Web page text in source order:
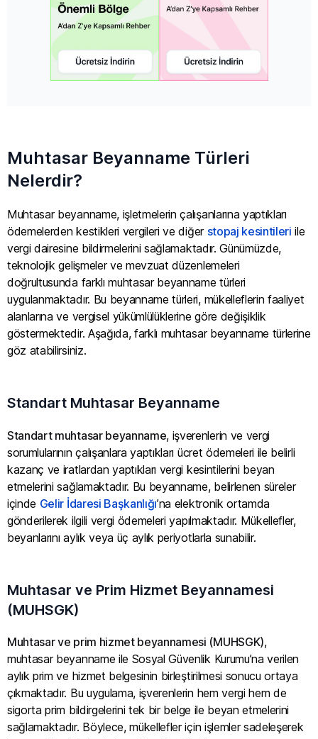
Muhtasar Beyanname Türleri
Nelerdir?
Muhtasar beyanname, işletmelerin çalışanlarına yaptıkları
ödemelerden kestikleri vergileri ve diğer stopaj kesintileri ile
vergi dairesine bildirmelerini sağlamaktadır. Günümüzde,
teknolojik gelişmeler ve mevzuat düzenlemeleri
doğrultusunda farklı muhtasar beyanname türleri
uygulanmaktadır. Bu beyanname türleri, mükelleflerin faaliyet
alanlarına ve vergisel yükümlülüklerine göre değişiklik
göstermektedir. Aşağıda, farklı muhtasar beyanname türlerine
göz atabilirsiniz.
Standart Muhtasar Beyanname
Standart muhtasar beyanname, işverenlerin ve vergi
sorumlularının çalışanlara yaptıkları ücret ödemeleri ile belirli
kazanç ve iratlardan yaptıkları vergi kesintilerini beyan
etmelerini sağlamaktadır. Bu beyanname, belirlenen süreler
içinde Gelir İdaresi Başkanlığı’na elektronik ortamda
gönderilerek ilgili vergi ödemeleri yapılmaktadır. Mükellefler,
beyanlarını aylık veya üç aylık periyotlarla sunabilir.
Muhtasar ve Prim Hizmet Beyannamesi
(MUHSGK)
Muhtasar ve prim hizmet beyannamesi (MUHSGK),
muhtasar beyanname ile Sosyal Güvenlik Kurumu’na verilen
aylık prim ve hizmet belgesinin birleştirilmesi sonucu ortaya
çıkmaktadır. Bu uygulama, işverenlerin hem vergi hem de
sigorta prim bildirgelerini tek bir belge ile beyan etmelerini
sağlamaktadır. Böylece, mükellefler için işlemler sadeleşerek